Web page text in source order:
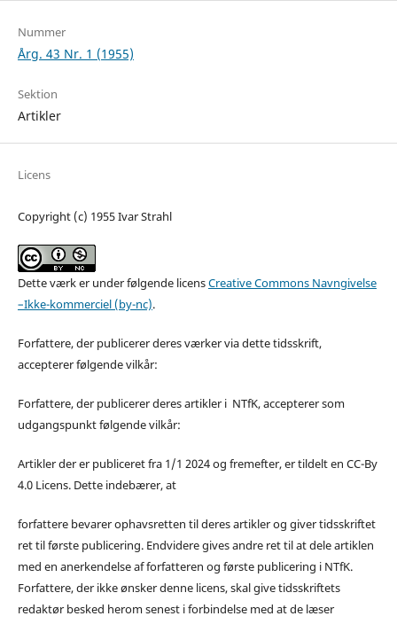
Nummer
Årg. 43 Nr. 1 (1955)
Sektion
Artikler
Licens
Copyright (c) 1955 Ivar Strahl
Dette værk er under følgende licensCreative Commons Navngivelse
–Ikke-kommerciel (by-nc).
Forfattere, der publicerer deres værker via dette tidsskrift,
accepterer følgende vilkår:
Forfattere, der publicerer deres artikler i NTfK, accepterer som
udgangspunkt følgende vilkår:
Artikler der er publiceret fra 1/1 2024 og fremefter, er tildelt en CC-By
4.0 Licens. Dette indebærer, at
forfattere bevarer ophavsretten til deres artikler og giver tidsskriftet
ret til første publicering. Endvidere gives andre ret til at dele artiklen
med en anerkendelse af forfatteren og første publicering i NTfK.
Forfattere, der ikke ønsker denne licens, skal give tidsskriftets
redaktør besked herom senest i forbindelse med at de læser